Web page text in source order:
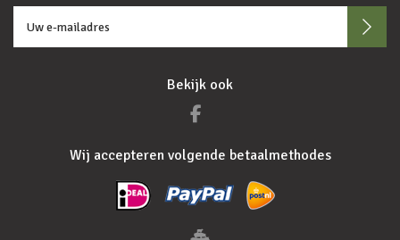
Bekijk ook
Wij accepteren volgende betaalmethodes